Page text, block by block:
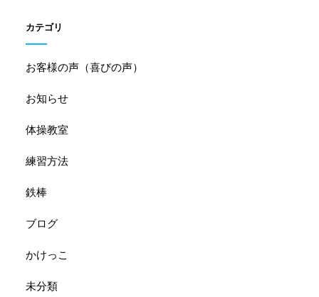
カテゴリ
お客様の声（喜びの声）
お知らせ
体操教室
練習方法
鉄棒
ブログ
かけっこ
未分類